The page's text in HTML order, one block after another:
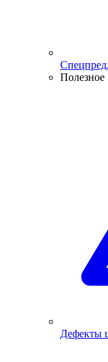
Полезное
Дефекты